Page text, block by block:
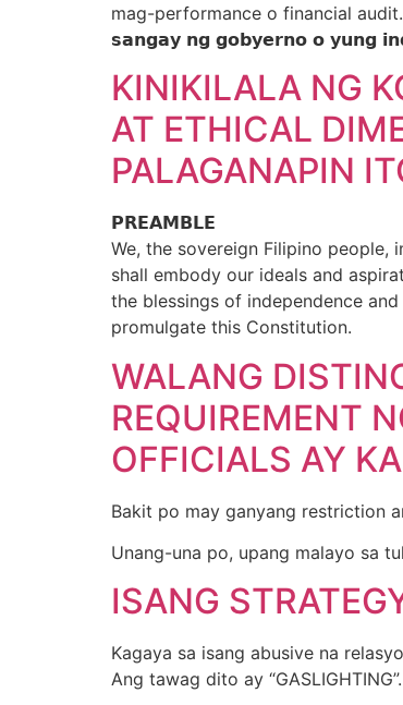
mag-performance o financial
𝘀𝗮𝗻𝗴𝗮𝘆 𝗻𝗴 𝗴𝗼𝗯𝘆𝗲𝗿𝗻𝗼 𝗼 𝘆𝘂𝗻𝗴
KINIKILALA NG
AT ETHICAL
PALAGANAPIN
𝗣𝗥𝗘𝗔𝗠𝗕𝗟𝗘
We, the sovereign Filipino
shall embody our ideals and
the blessings of independence
promulgate this Constitution.
WALANG
REQUIREMENT
OFFICIALS AY
Bakit po may ganyang restriction
Unang-una po, upang malayo sa
ISANG
Kagaya sa isang abusive na
Ang tawag dito ay